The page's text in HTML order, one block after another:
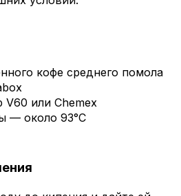
кофе среднего помола
или Chemex
— около 93°C